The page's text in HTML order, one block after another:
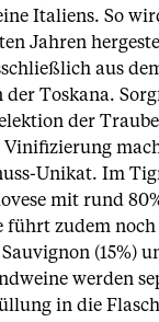
Italiens. So
Jahren
aus
der Toskana.
der
Vinifizierung
Unikat. Im
mit rund
führt zudem
(15%)
werden
in die